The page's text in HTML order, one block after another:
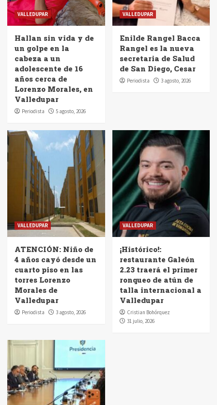
VALLEDUPAR
Hallan sin vida y de
un golpe en la
cabeza a un
adolescente de 16
años cerca de
Lorenzo Morales, en
Valledupar
Periodista 5 agosto, 2026
VALLEDUPAR
Enilde Rangel Bacca
Rangel es la nueva
secretaria de Salud
de San Diego, Cesar
Periodista 3 agosto, 2026
VALLEDUPAR
ATENCIÓN: Niño de
4 años cayó desde un
cuarto piso en las
torres Lorenzo
Morales de
Valledupar
Periodista 3 agosto, 2026
VALLEDUPAR
¡Histórico!:
restaurante Galeón
2.23 traerá el primer
ronqueo de atún de
talla internacional a
Valledupar
Cristian Bohórquez
31 julio, 2026